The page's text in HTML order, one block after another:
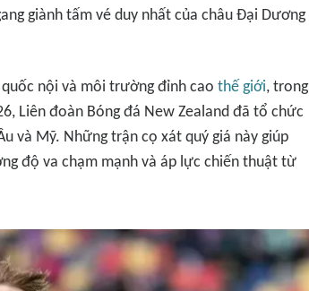
giành tấm vé duy nhất của châu Đại Dương
nội và môi trường đỉnh cao thế giới, trong
Liên đoàn Bóng đá New Zealand đã tổ chức
và Mỹ. Những trận cọ xát quý giá này giúp
độ va chạm mạnh và áp lực chiến thuật từ